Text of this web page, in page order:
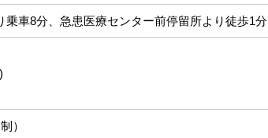
乗車8分、急患医療センター前停留所より徒歩1分
）